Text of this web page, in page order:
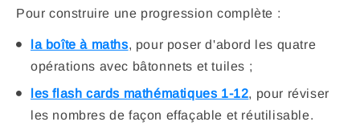
Pour construire une progression complète :
la boîte à maths, pour poser d'abord les quatre
opérations avec bâtonnets et tuiles ;
les flash cards mathématiques 1-12, pour réviser
les nombres de façon effaçable et réutilisable.